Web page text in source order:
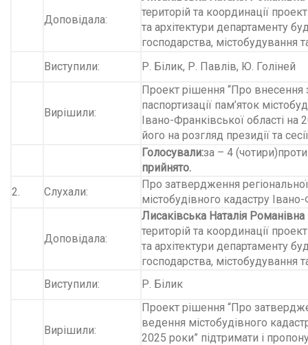
Доповідала:
територій та координації
та архітектури департаменту
господарства, містобудування
Виступили:
Р. Білик, Р. Павлів, Ю. Голіней
Вирішили:
Проект рішення “Про внесення
паспортизації пам’яток
Івано-Франківської області на
його на розгляд президії та
Голосували:за – 4 (чотири)
прийнято.
2.
Слухали:
Про затвердження
містобудівного кадастру
Доповідала:
Лисаківська Наталія
територій та координації
та архітектури департаменту
господарства, містобудування
Виступили:
Р. Білик
Вирішили:
Проект рішення “Про
ведення містобудівного
2025 роки” підтримати і